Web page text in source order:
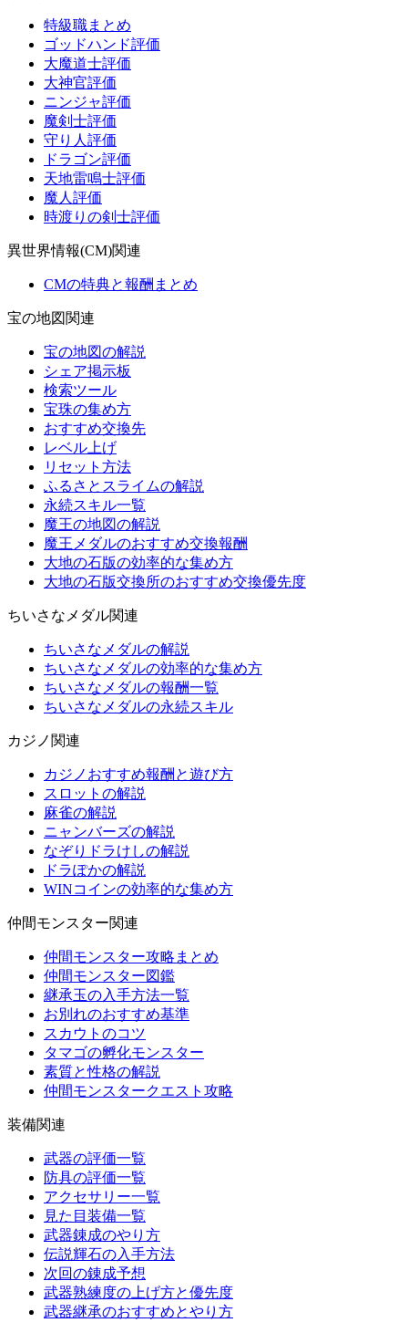
特級職まとめ
ゴッドハンド評価
大魔道士評価
大神官評価
ニンジャ評価
魔剣士評価
守り人評価
ドラゴン評価
天地雷鳴士評価
魔人評価
時渡りの剣士評価
異世界情報(CM)関連
CMの特典と報酬まとめ
宝の地図関連
宝の地図の解説
シェア掲示板
検索ツール
宝珠の集め方
おすすめ交換先
レベル上げ
リセット方法
ふるさとスライムの解説
永続スキル一覧
魔王の地図の解説
魔王メダルのおすすめ交換報酬
大地の石版の効率的な集め方
大地の石版交換所のおすすめ交換優先度
ちいさなメダル関連
ちいさなメダルの解説
ちいさなメダルの効率的な集め方
ちいさなメダルの報酬一覧
ちいさなメダルの永続スキル
カジノ関連
カジノおすすめ報酬と遊び方
スロットの解説
麻雀の解説
ニャンバーズの解説
なぞりドラけしの解説
ドラぽかの解説
WINコインの効率的な集め方
仲間モンスター関連
仲間モンスター攻略まとめ
仲間モンスター図鑑
継承玉の入手方法一覧
お別れのおすすめ基準
スカウトのコツ
タマゴの孵化モンスター
素質と性格の解説
仲間モンスタークエスト攻略
装備関連
武器の評価一覧
防具の評価一覧
アクセサリー一覧
見た目装備一覧
武器錬成のやり方
伝説輝石の入手方法
次回の錬成予想
武器熟練度の上げ方と優先度
武器継承のおすすめとやり方